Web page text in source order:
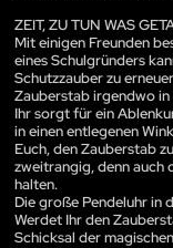
ZEIT, ZU TUN WAS
Mit einigen Freunden
eines Schulgründers
Schutzzauber zu
Zauberstab irgendwo
Ihr sorgt für ein
in einen entlegenen
Euch, den Zauberstab
zweitrangig, denn auch
halten.
Die große Pendeluhr in
Werdet Ihr den
Schicksal der